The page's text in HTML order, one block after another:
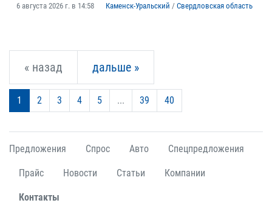
6 августа 2026 г. в 14:58 Каменск-Уральский / Свердловская область
« назад дальше »
1 2 3 4 5 ... 39 40
Предложения Спрос Авто Спецпредложения
Прайс Новости Статьи Компании
Контакты